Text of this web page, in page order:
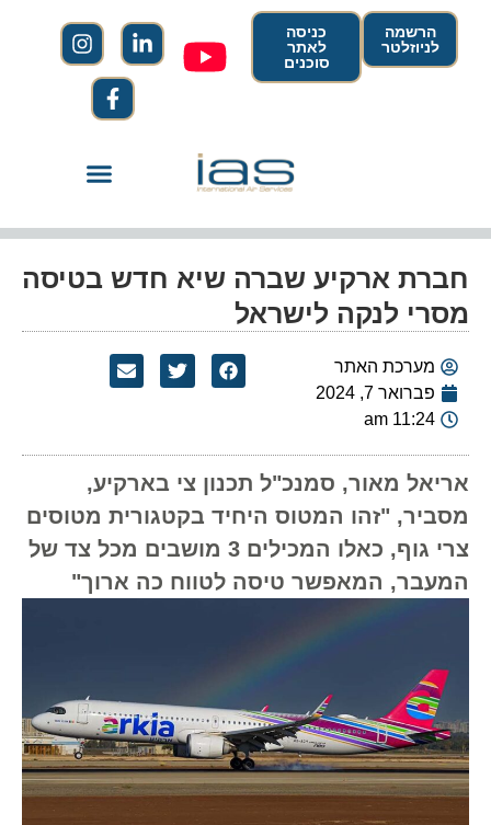
הרשמה
לניוזלטר
כניסה
לאתר
סוכנים
חברת ארקיע שברה שיא חדש בטיסה
מסרי לנקה לישראל
מערכת האתר
פברואר 7, 2024
11:24 am
אריאל מאור, סמנכ"ל תכנון צי בארקיע,
מסביר, "זהו המטוס היחיד בקטגורית מטוסים
צרי גוף, כאלו המכילים 3 מושבים מכל צד של
המעבר, המאפשר טיסה לטווח כה ארוך"